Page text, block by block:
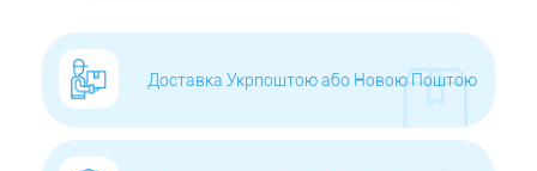
Доставка Укрпоштою або Новою Поштою